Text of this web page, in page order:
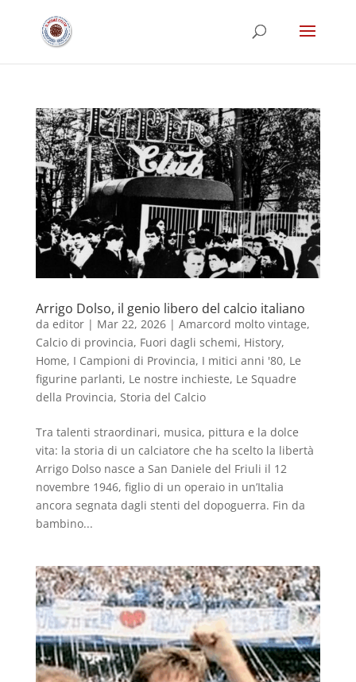
Arrigo Dolso, il genio libero del calcio italiano
da editor| Mar 22, 2026| Amarcord molto vintage,
Calcio di provincia, Fuori dagli schemi, History,
Home, I Campioni di Provincia, I mitici anni '80, Le
figurine parlanti, Le nostre inchieste, Le Squadre
della Provincia, Storia del Calcio
Tra talenti straordinari, musica, pittura e la dolce
vita: la storia di un calciatore che ha scelto la libertà
Arrigo Dolso nasce a San Daniele del Friuli il 12
novembre 1946, figlio di un operaio in un’Italia
ancora segnata dagli stenti del dopoguerra. Fin da
bambino...